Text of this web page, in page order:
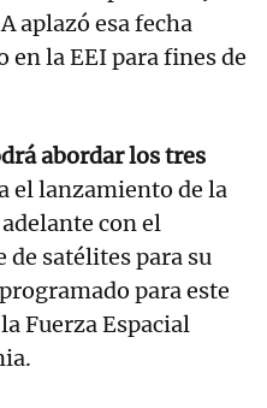
aplazó esa fecha
la EEI para fines de
abordar los tres
el lanzamiento de la
con el
satélites para su
para este
Fuerza Espacial